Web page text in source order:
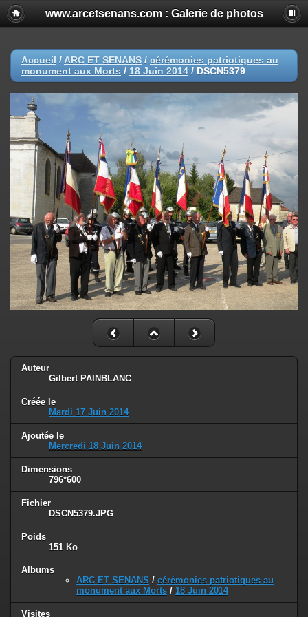
www.arcetsenans.com : Galerie de photos
Accueil / ARC ET SENANS / cérémonies patriotiques au
monument aux Morts / 18 Juin 2014 / DSCN5379
Auteur
Gilbert PAINBLANC
Créée le
Mardi 17 Juin 2014
Ajoutée le
Mercredi 18 Juin 2014
Dimensions
796*600
Fichier
DSCN5379.JPG
Poids
151 Ko
Albums
ARC ET SENANS / cérémonies patriotiques au
monument aux Morts / 18 Juin 2014
Visites